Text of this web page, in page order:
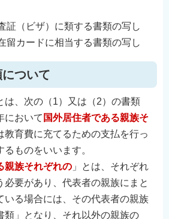
（ビザ）に類する書類の写し
カードに相当する書類の写し
ついて
は、次の（1）又は（2）の書類
において 国外居住者である親族そ
教育費に充てるための支払を行っ
ものをいいます。
親族それぞれの 」とは、それぞれ
必要があり、代表者の親族にまと
いる場合には、その代表者の親族
類」となり、それ以外の親族の